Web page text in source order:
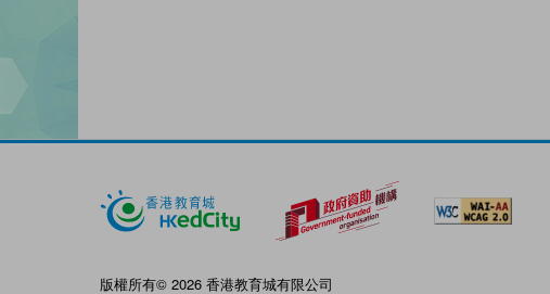
版權所有© 2026 香港教育城有限公司